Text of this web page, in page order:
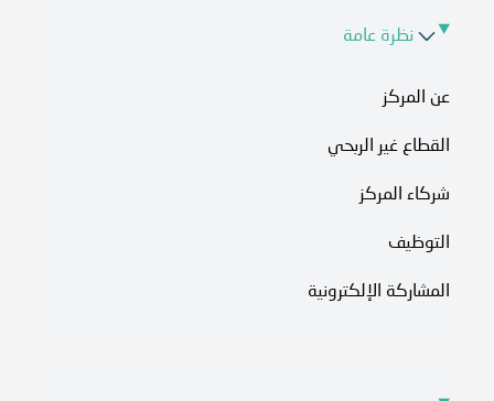
نظرة عامة
عن المركز
القطاع غير الربحي
شركاء المركز
التوظيف
المشاركة الإلكترونية